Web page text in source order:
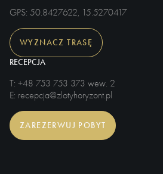
GPS: 50.8427622, 15.5270417
WYZNACZ TRASĘ
RECEPCJA
T: +48 753 753 373 wew. 2
E: recepcja@zlotyhoryzont.pl
ZAREZERWUJ POBYT